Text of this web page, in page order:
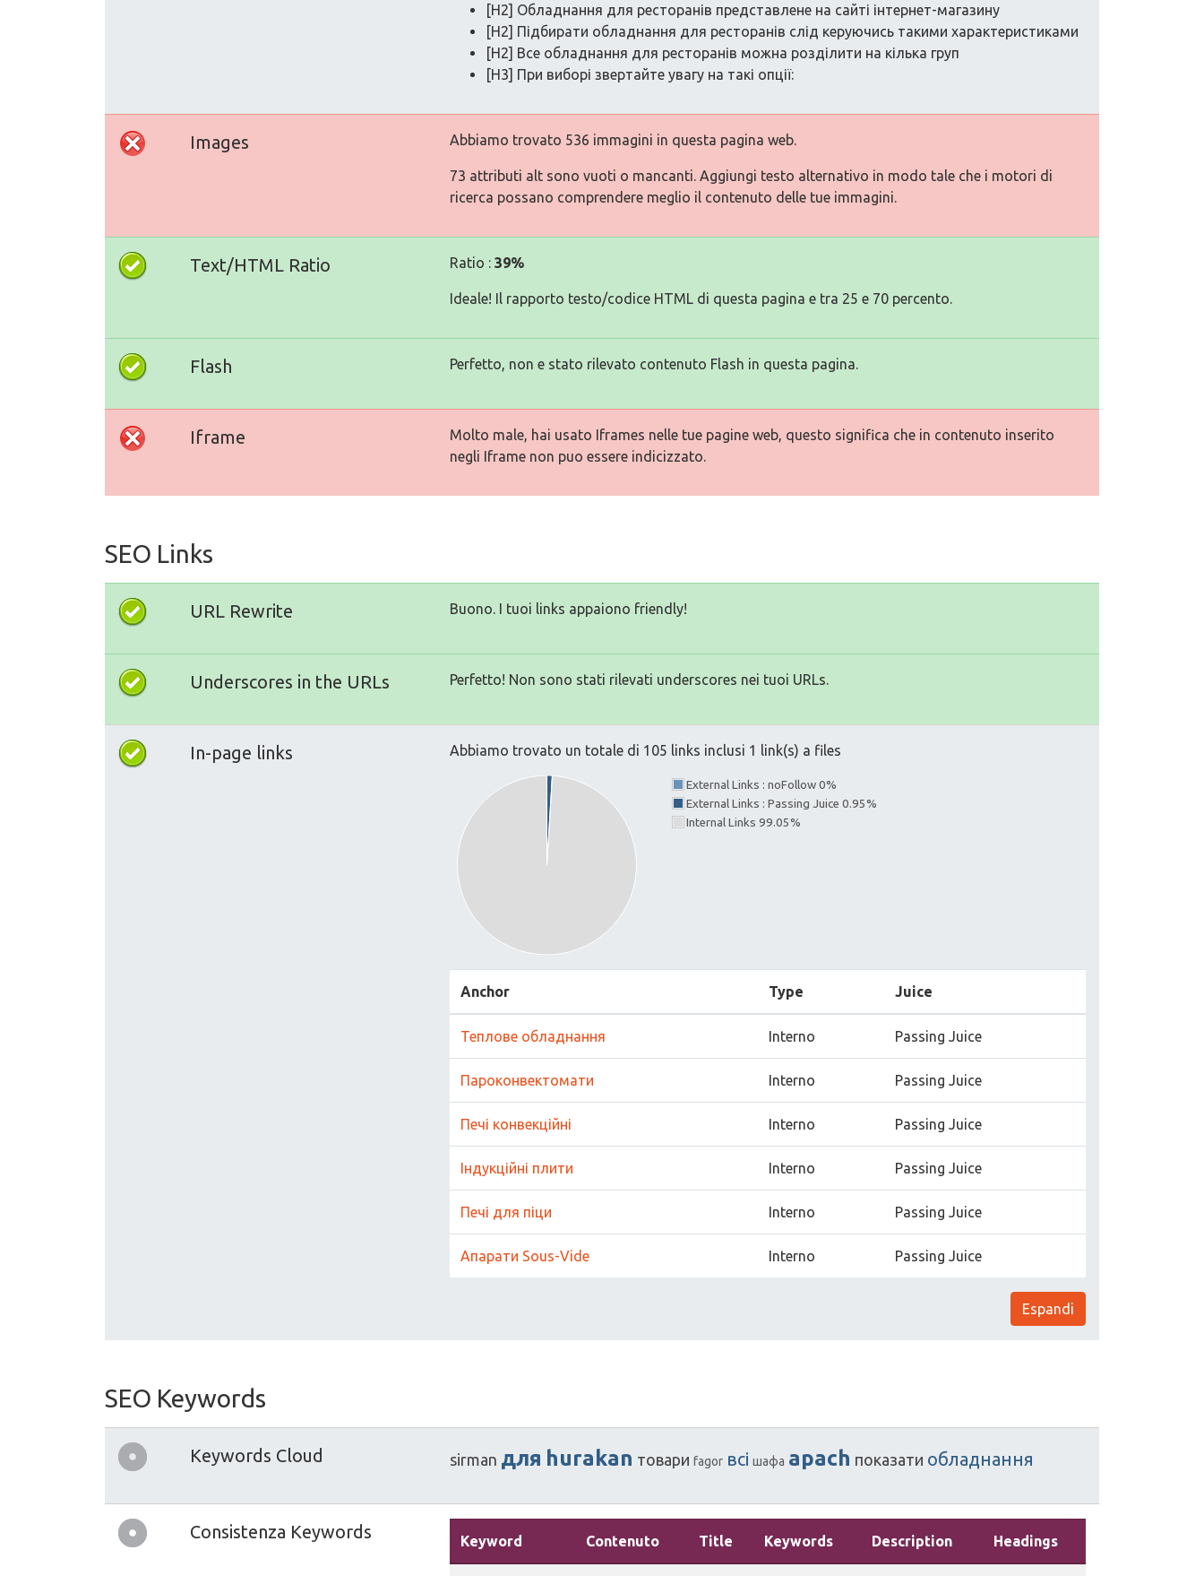
[H2] Обладнання для ресторанів представлене на сайті інтернет-магазину
[H2] Підбирати обладнання для ресторанів слід керуючись такими характеристиками
[H2] Все обладнання для ресторанів можна розділити на кілька груп
[H3] При виборі звертайте увагу на такі опції:
Images Abbiamo trovato 536 immagini in questa pagina web.
73 attributi alt sono vuoti o mancanti. Aggiungi testo alternativo in modo tale che i motori di
ricerca possano comprendere meglio il contenuto delle tue immagini.
Text/HTML Ratio Ratio : 39%
Ideale! Il rapporto testo/codice HTML di questa pagina e tra 25 e 70 percento.
Flash Perfetto, non e stato rilevato contenuto Flash in questa pagina.
Iframe
Molto male, hai usato Iframes nelle tue pagine web, questo significa che in contenuto inserito
negli Iframe non puo essere indicizzato.
SEO Links
URL Rewrite Buono. I tuoi links appaiono friendly!
Underscores in the URLs Perfetto! Non sono stati rilevati underscores nei tuoi URLs.
In-page links Abbiamo trovato un totale di 105 links inclusi 1 link(s) a files
External Links : noFollow 0%
External Links : Passing Juice 0.95%
Internal Links 99.05%
Anchor Type Juice
Теплове обладнання Interno Passing Juice
Пароконвектомати Interno Passing Juice
Печі конвекційні Interno Passing Juice
Індукційні плити Interno Passing Juice
Печі для піци Interno Passing Juice
Апарати Sous-Vide Interno Passing Juice
Espandi
SEO Keywords
Keywords Cloud sirman для hurakan товари fagor всі шафа apach показати обладнання
Consistenza Keywords Keyword Contenuto Title Keywords Description Headings